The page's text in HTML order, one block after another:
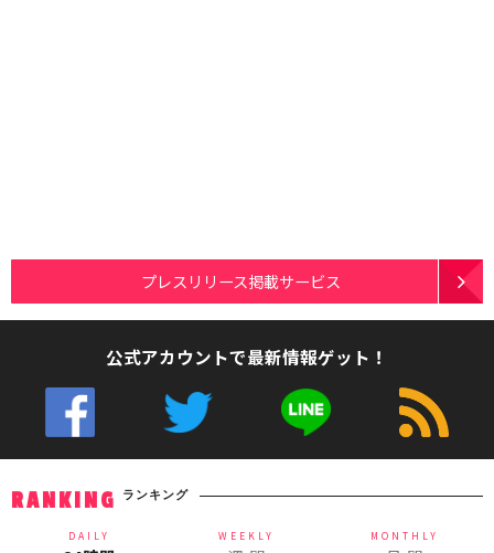
プレスリリース掲載サービス
公式アカウントで最新情報ゲット！
RANKING ランキング
DAILY WEEKLY MONTHLY